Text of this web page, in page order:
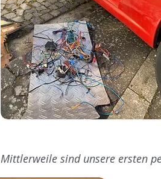
Mittlerweile sind unsere ersten